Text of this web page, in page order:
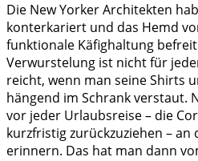
Die New Yorker Architekten
konterkariert und das Hemd
funktionale Käfighaltung
Verwurstelung ist nicht für
reicht, wenn man seine Shirts
hängend im Schrank verstaut.
vor jeder Urlaubsreise – die
kurzfristig zurückzuziehen – an
erinnern. Das hat man dann